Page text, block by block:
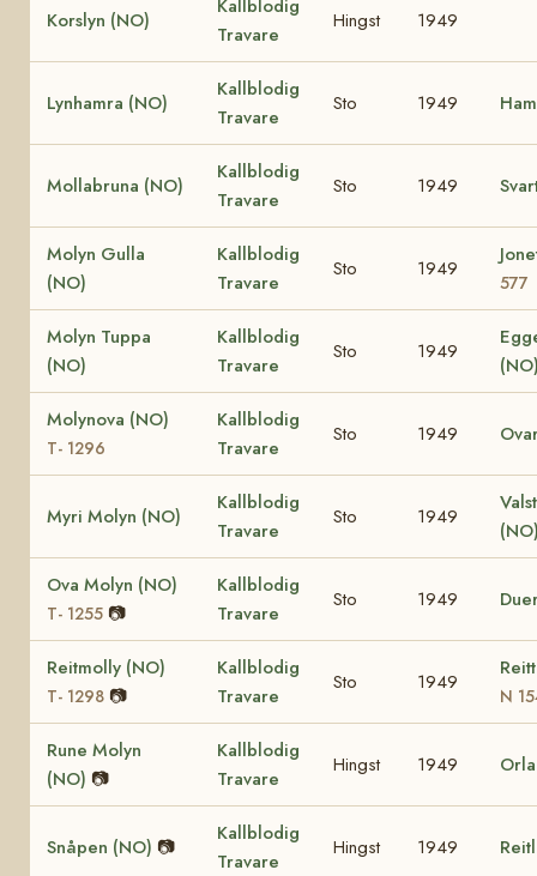
Korslyn (NO)
Kallblodig
Travare
Hingst 1949
Lynhamra (NO)
Kallblodig
Travare
Sto 1949
Mollabruna (NO)
Kallblodig
Travare
Sto 1949
Molyn Gulla
(NO)
Kallblodig
Travare
Sto 1949
577
Molyn Tuppa
(NO)
Kallblodig
Travare
Sto 1949
Molynova (NO)
T- 1296
Kallblodig
Travare
Sto 1949
Myri Molyn (NO)
Kallblodig
Travare
Sto 1949
Ova Molyn (NO)
T- 1255 📷
Kallblodig
Travare
Sto 1949
Reitmolly (NO)
T- 1298 📷
Kallblodig
Travare
Sto 1949
N
Rune Molyn
(NO) 📷
Kallblodig
Travare
Hingst 1949
Snåpen (NO) 📷
Kallblodig
Travare
Hingst 1949